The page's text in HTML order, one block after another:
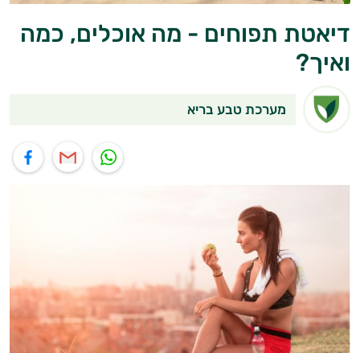
דיאטת תפוחים - מה אוכלים, כמה
ואיך?
מערכת טבע בריא